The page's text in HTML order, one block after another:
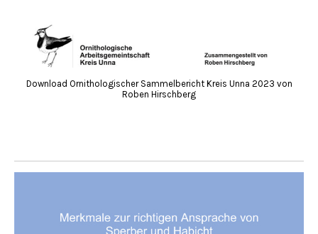
Download Ornithologischer Sammelbericht Kreis Unna 2023 von
Roben Hirschberg